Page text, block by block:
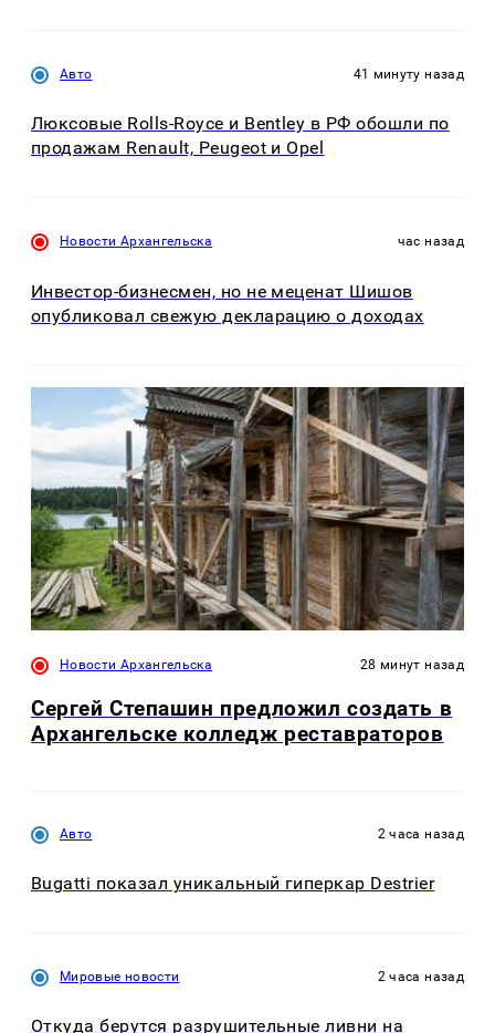
Авто 41 минуту назад
Люксовые Rolls-Royce и Bentley в РФ обошли по
продажам Renault, Peugeot и Opel
Новости Архангельска час назад
Инвестор-бизнесмен, но не меценат Шишов
опубликовал свежую декларацию о доходах
Новости Архангельска 28 минут назад
Сергей Степашин предложил создать в
Архангельске колледж реставраторов
Авто 2 часа назад
Bugatti показал уникальный гиперкар Destrier
Мировые новости 2 часа назад
Откуда берутся разрушительные ливни на